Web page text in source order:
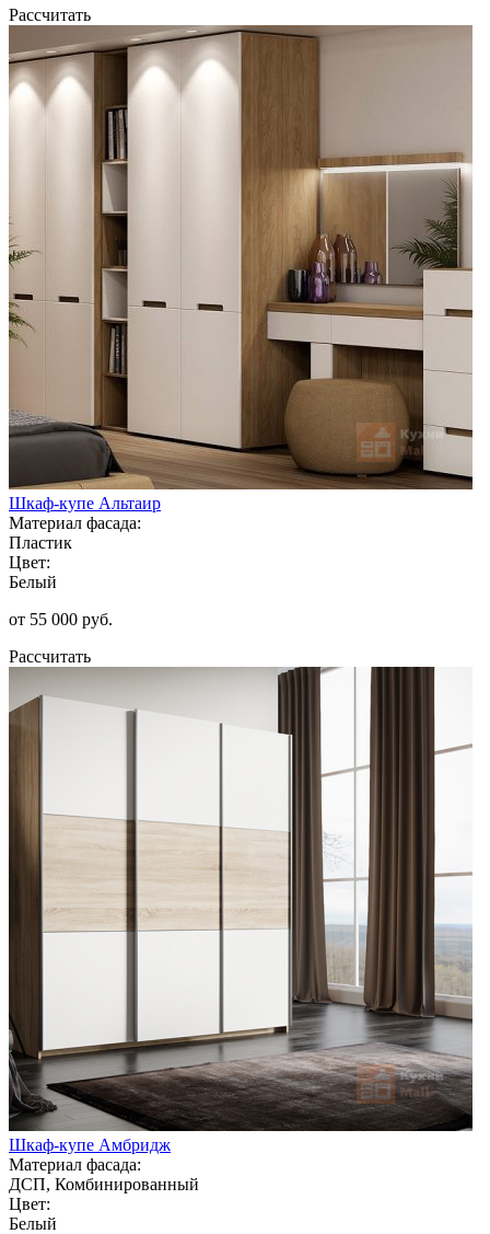
Рассчитать
Шкаф-купе Альтаир
Материал фасада:
Пластик
Цвет:
Белый
от 55 000 руб.
Рассчитать
Шкаф-купе Амбридж
Материал фасада:
ДСП, Комбинированный
Цвет:
Белый